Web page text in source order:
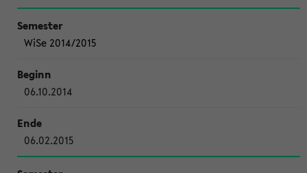
WiSe 2014/2015
06.10.2014
06.02.2015